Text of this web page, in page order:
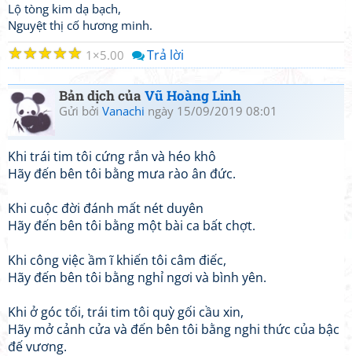
Lộ tòng kim dạ bạch,
Nguyệt thị cố hương minh.
☆
☆
☆
☆
☆ 1 5.00 Trả lời
Bản dịch củaVũ Hoàng Linh
Gửi bởi Vanachi ngày 15/09/2019 08:01
Khi trái tim tôi cứng rắn và héo khô
Hãy đến bên tôi bằng mưa rào ân đức.
Khi cuộc đời đánh mất nét duyên
Hãy đến bên tôi bằng một bài ca bất chợt.
Khi công việc ầm ĩ khiến tôi câm điếc,
Hãy đến bên tôi bằng nghỉ ngơi và bình yên.
Khi ở góc tối, trái tim tôi quỳ gối cầu xin,
Hãy mở cảnh cửa và đến bên tôi bằng nghi thức của bậc
đế vương.